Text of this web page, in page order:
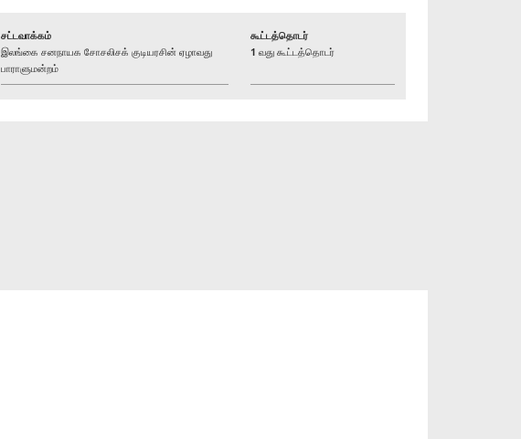
சட்டவாக்கம்
இலங்கை சனநாயக சோசலிசக் குடியரசின் ஏழாவது
பாராளுமன்றம்
கூட்டத்தொடர்
1 வது கூட்டத்தொடர்